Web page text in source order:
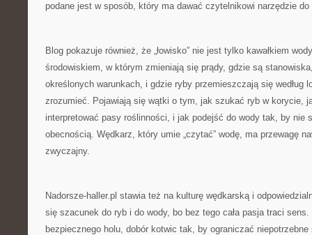
podane jest w sposób, który ma dawać czytelnikowi narzędzie
Blog pokazuje również, że „łowisko” nie jest tylko kawałkiem
środowiskiem, w którym zmieniają się prądy, gdzie są
określonych warunkach, i gdzie ryby przemieszczają się według
zrozumieć. Pojawiają się wątki o tym, jak szukać ryb w korycie,
interpretować pasy roślinności, i jak podejść do wody tak, by nie
obecnością. Wędkarz, który umie „czytać” wodę, ma przewagę
zwyczajny.
Nadorsze-haller.pl stawia też na kulturę wędkarską i
się szacunek do ryb i do wody, bo bez tego cała pasja traci
bezpiecznego holu, dobór kotwic tak, by ograniczać